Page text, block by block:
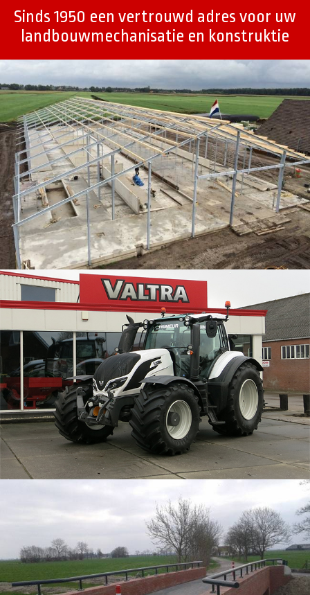
Sinds 1950 een vertrouwd adres voor uw
landbouwmechanisatie en konstruktie